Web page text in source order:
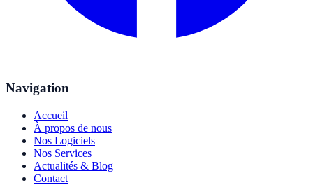
Navigation
Accueil
À propos de nous
Nos Logiciels
Nos Services
Actualités & Blog
Contact